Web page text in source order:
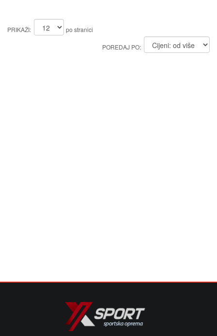
PRIKAŽI: po stranici
POREDAJ PO: